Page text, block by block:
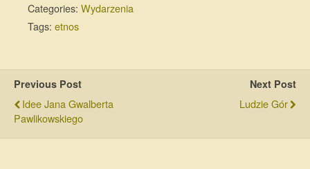
Categories: Wydarzenia
Tags: etnos
Previous Post
Idee Jana Gwalberta
Pawlikowskiego
Next Post
Ludzie Gór